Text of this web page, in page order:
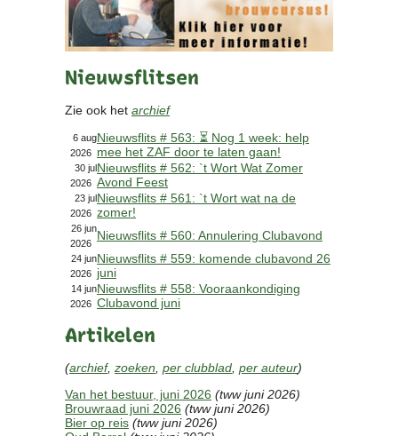
Nieuwsflitsen
Zie ook het archief
6 aug
2026
Nieuwsflits # 563: ⏳ Nog 1 week: help
mee het ZAF door te laten gaan!
30 jul
2026
Nieuwsflits # 562: `t Wort Wat Zomer
Avond Feest
23 jul
2026
Nieuwsflits # 561: `t Wort wat na de
zomer!
26 jun
2026
Nieuwsflits # 560: Annulering Clubavond
24 jun
2026
Nieuwsflits # 559: komende clubavond 26
juni
14 jun
2026
Nieuwsflits # 558: Vooraankondiging
Clubavond juni
Artikelen
(archief, zoeken per clubblad per auteur)
Van het bestuur, juni 2026 (tww juni 2026)
Brouwraad juni 2026 (tww juni 2026)
Bier op reis (tww juni 2026)
Zoeken
Bericht
Lid worden
Brouwcursus
Artikelen
Foto's
Links
Nieuwsflitsen
Video
Inloggen